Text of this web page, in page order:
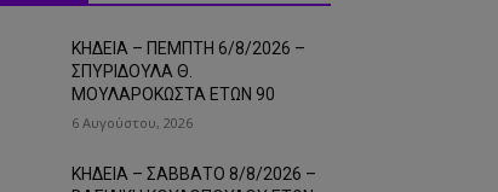
ΚΗΔΕΙΑ – ΠΕΜΠΤΗ 6/8/2026 –
ΣΠΥΡΙΔΟΥΛΑ Θ.
ΜΟΥΛΑΡΟΚΩΣΤΑ ΕΤΩΝ 90
6 Αυγούστου, 2026
ΚΗΔΕΙΑ – ΣΑΒΒΑΤΟ 8/8/2026 –